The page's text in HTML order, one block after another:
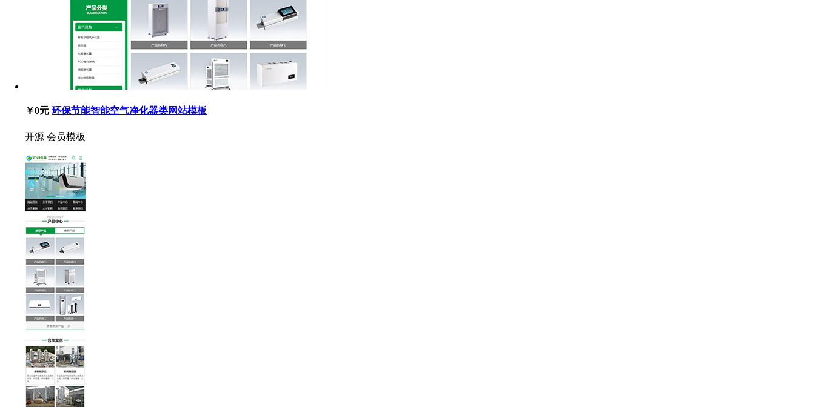
￥0元 环保节能智能空气净化器类网站模板
开源 会员模板